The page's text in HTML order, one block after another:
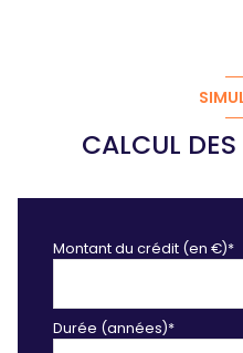
CALCUL
Montant du crédit (en €)*
Durée (années)*